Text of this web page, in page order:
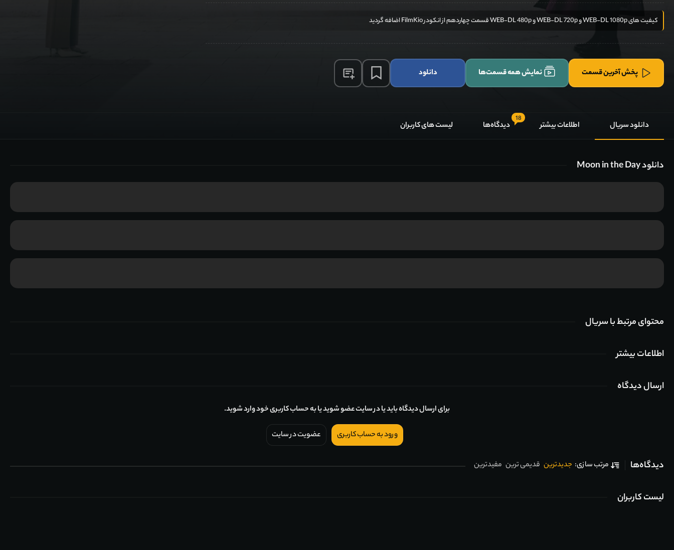
کیفیت های WEB-DL 1080p و WEB-DL 720p و WEB-DL 480p قسمت چهاردهم از انکودر FilmKio اضافه گردید
پخش آخرین قسمت نمایش همه قسمت‌ها دانلود
دانلود سریال اطلاعات بیشتر
18
دیدگاه‌ها لیست های کاربران
دانلود Moon in the Day
محتوای مرتبط با سریال
اطلاعات بیشتر
ارسال دیدگاه
برای ارسال دیدگاه باید یا در سایت عضو شوید یا به حساب کاربری خود وارد شوید.
ورود به حساب کاربری عضویت در سایت
دیدگاه‌ها مرتب سازی: جدیدترین قدیمی ترین مفیدترین
لیست کاربران